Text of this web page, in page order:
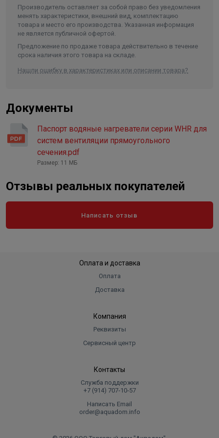
Гарантия — 12 месяцев.
Производитель оставляет за собой право без уведомления
менять характеристики, внешний вид, комплектацию
товара и место его производства. Указанная информация
не является публичной офертой.
Предложение по продаже товара действительно в течение
срока наличия этого товара на складе.
Нашли ошибку в характеристиках или описании товара?
Документы
Паспорт водяные нагреватели серии WHR для
систем вентиляции прямоугольного
сечения.pdf
Размер: 11 МБ
Отзывы реальных покупателей
Написать отзыв
Оплата и доставка
Оплата
Доставка
Компания
Реквизиты
Сервисный центр
Контакты
Служба поддержки
+7 (914) 707‑10‑57
Написать Email
order@aquadom.info